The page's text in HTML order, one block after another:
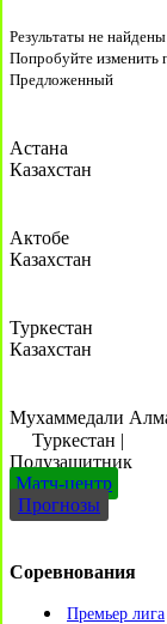
Результаты не найдены
Попробуйте изменить
Предложенный
Астана
Казахстан
Актобе
Казахстан
Туркестан
Казахстан
Мухаммедали
Туркестан |
Полузащитник
Матч-центр
Прогнозы
Соревнования
Премьер лига